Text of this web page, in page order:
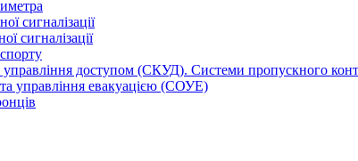
сигналізації
сигналізації
доступом (СКУД). Системи пропускного
управління евакуацією (СОУЕ)